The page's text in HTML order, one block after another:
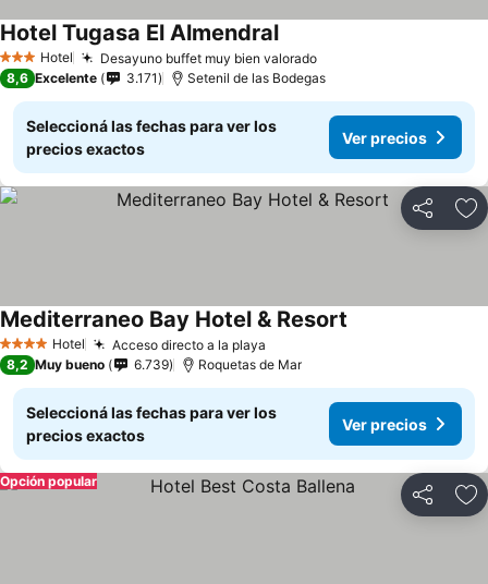
3 Estrellas
Hotel Desayuno buffet muy bien valorado
Hotel Tugasa El Almendral
8,6 Excelente 3.171 Setenil de las Bodegas
Seleccioná las fechas para ver los
precios exactos
Ver precios
Compartir
4 EstrellasHotel Acceso directo a la playa
Mediterraneo Bay Hotel & Resort
8,2 Muy bueno 6.739 Roquetas de Mar
Seleccioná las fechas para ver los
precios exactos
Ver precios
Compartir
Opción popular